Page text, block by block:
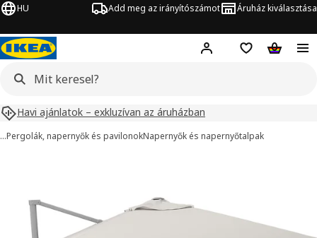
HU Add meg az irányítószámot Áruház kiválasztása
Hej! Bejelentkezés
Bevásárlólista
Kosár
Havi ajánlatok – exkluzívan az áruházban
…Pergolák, napernyők és pavilonokNapernyők és napernyőtalpak